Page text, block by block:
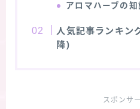
アロマハーブの
人気記事ランキン
降)
スポンサ